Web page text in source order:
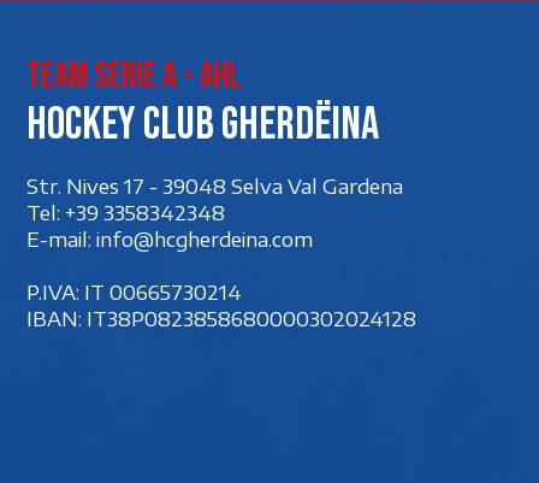
Team Serie A - AHL
Hockey club Gherdëina
Str. Nives 17 - 39048 Selva Val Gardena
Tel: +39 3358342348
E-mail: info@hcgherdeina.com
P.IVA: IT 00‍665730214
IBAN: IT38P0823858680000302024128